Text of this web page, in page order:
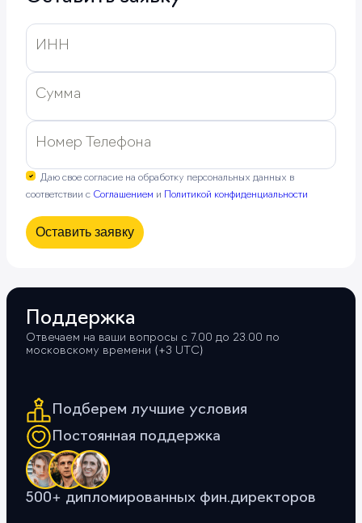
ИНН
Сумма
Номер Телефона
Даю свое согласие на обработку персональных данных в
соответствии с Соглашением и Политикой конфиденциальности
Оставить заявку
Поддержка
Отвечаем на ваши вопросы с 7.00 до 23.00 по
московскому времени (+3 UTС)
Подберем лучшие условия
Постоянная поддержка
500+ дипломированных фин.директоров